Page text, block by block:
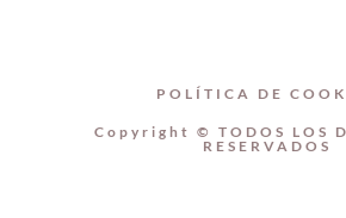
POLÍTICA DE
Copyright © TODOS LOS
RESERVADOS